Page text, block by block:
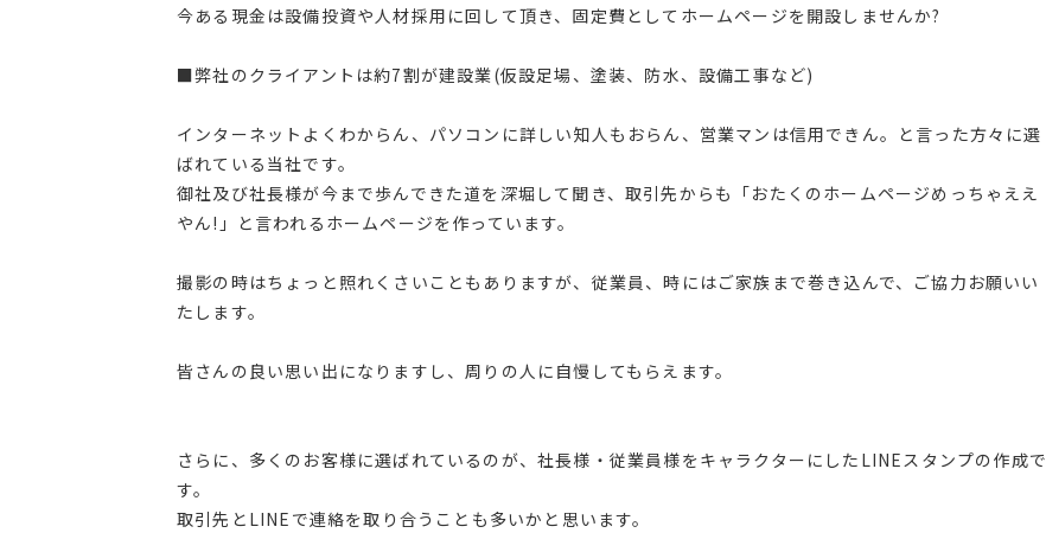
今ある現金は設備投資や人材採用に回して頂き、固定費としてホームページを開設しませんか?
■弊社のクライアントは約7割が建設業(仮設足場、塗装、防水、設備工事など)
インターネットよくわからん、パソコンに詳しい知人もおらん、営業マンは信用できん。と言った方々に選
ばれている当社です。
御社及び社長様が今まで歩んできた道を深堀して聞き、取引先からも「おたくのホームページめっちゃええ
やん!」と言われるホームページを作っています。
撮影の時はちょっと照れくさいこともありますが、従業員、時にはご家族まで巻き込んで、ご協力お願いい
たします。
皆さんの良い思い出になりますし、周りの人に自慢してもらえます。
さらに、多くのお客様に選ばれているのが、社長様・従業員様をキャラクターにしたLINEスタンプの作成で
す。
取引先とLINEで連絡を取り合うことも多いかと思います。